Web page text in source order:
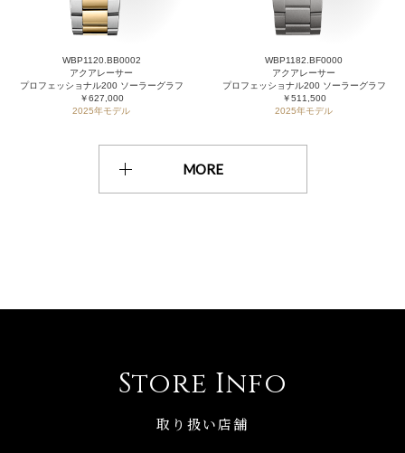
WBP1120.BB0002
アクアレーサー
プロフェッショナル200 ソーラーグラフ
￥627,000
2025年モデル
WBP1182.BF0000
アクアレーサー
プロフェッショナル200 ソーラーグラフ
￥511,500
2025年モデル
MORE
Store Info
取り扱い店舗